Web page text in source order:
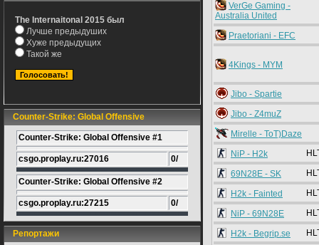
The Internaitonal 2015 был
Лучше предыдуших
Хуже предыдущих
Такой же
Counter-Strike: Global Offensive
Counter-Strike: Global Offensive #1
csgo.proplay.ru:27016 0/
Counter-Strike: Global Offensive #2
csgo.proplay.ru:27215 0/
Репортажи
VerGe Gaming -
Australia United
Praetoriani - EFC
4Kings - MYM
Jibo - Spartie
Jibo - Z4muZ
Mirelle - ToT)Daze
NiP - H2k
69N28E - SK
H2k - Fainted
NiP - 69N28E
H2k - Begrip.se